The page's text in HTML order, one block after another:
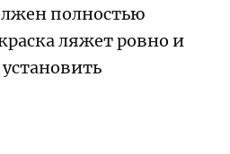
полностью
ляжет ровно и